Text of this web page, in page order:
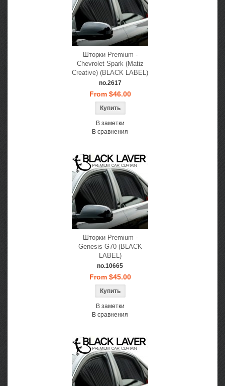
Шторки Premium -
Chevrolet Spark (Matiz
Creative) (BLACK LABEL)
no.2617
From $46.00
В заметки
В сравнения
Шторки Premium -
Genesis G70 (BLACK
LABEL)
no.10665
From $45.00
В заметки
В сравнения